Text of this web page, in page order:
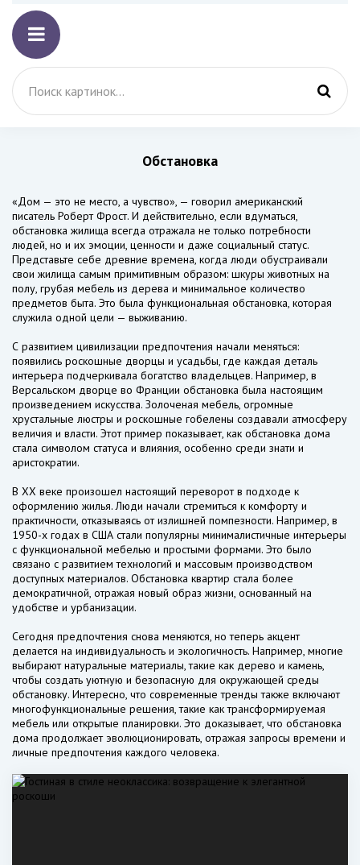
Обстановка
«Дом — это не место, а чувство», — говорил американский
писатель Роберт Фрост. И действительно, если вдуматься,
обстановка жилища всегда отражала не только потребности
людей, но и их эмоции, ценности и даже социальный статус.
Представьте себе древние времена, когда люди обустраивали
свои жилища самым примитивным образом: шкуры животных на
полу, грубая мебель из дерева и минимальное количество
предметов быта. Это была функциональная обстановка, которая
служила одной цели — выживанию.
С развитием цивилизации предпочтения начали меняться:
появились роскошные дворцы и усадьбы, где каждая деталь
интерьера подчеркивала богатство владельцев. Например, в
Версальском дворце во Франции обстановка была настоящим
произведением искусства. Золоченая мебель, огромные
хрустальные люстры и роскошные гобелены создавали атмосферу
величия и власти. Этот пример показывает, как обстановка дома
стала символом статуса и влияния, особенно среди знати и
аристократии.
В XX веке произошел настоящий переворот в подходе к
оформлению жилья. Люди начали стремиться к комфорту и
практичности, отказываясь от излишней помпезности. Например, в
1950-х годах в США стали популярны минималистичные интерьеры
с функциональной мебелью и простыми формами. Это было
связано с развитием технологий и массовым производством
доступных материалов. Обстановка квартир стала более
демократичной, отражая новый образ жизни, основанный на
удобстве и урбанизации.
Сегодня предпочтения снова меняются, но теперь акцент
делается на индивидуальность и экологичность. Например, многие
выбирают натуральные материалы, такие как дерево и камень,
чтобы создать уютную и безопасную для окружающей среды
обстановку. Интересно, что современные тренды также включают
многофункциональные решения, такие как трансформируемая
мебель или открытые планировки. Это доказывает, что обстановка
дома продолжает эволюционировать, отражая запросы времени и
личные предпочтения каждого человека.